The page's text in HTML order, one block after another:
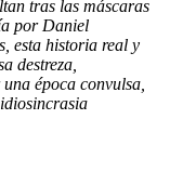
tras las máscaras
por Daniel
esta historia real y
destreza,
época convulsa,